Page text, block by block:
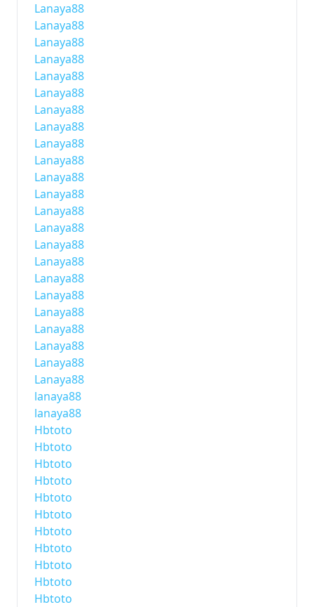
Lanaya88
Lanaya88
Lanaya88
Lanaya88
Lanaya88
Lanaya88
Lanaya88
Lanaya88
Lanaya88
Lanaya88
Lanaya88
Lanaya88
Lanaya88
Lanaya88
Lanaya88
Lanaya88
Lanaya88
Lanaya88
Lanaya88
Lanaya88
Lanaya88
Lanaya88
Lanaya88
lanaya88
lanaya88
Hbtoto
Hbtoto
Hbtoto
Hbtoto
Hbtoto
Hbtoto
Hbtoto
Hbtoto
Hbtoto
Hbtoto
Hbtoto